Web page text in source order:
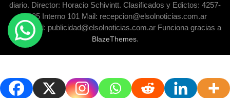
diario. Director: Horacio Schivintt. Clasificados y Edictos: 4257-
6325 Interno 101 Mail: recepcion@elsolnoticias.com.ar
Publicidad: publicidad@elsolnoticias.com.ar Funciona gracias a
BlazeThemes.